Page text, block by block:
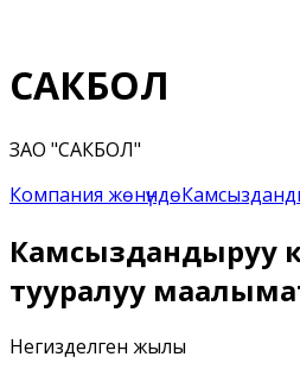
САКБОЛ
ЗАО "САКБОЛ"
Компания жөнүндө
Камсыздандыруу
тууралуу
Негизделген жылы